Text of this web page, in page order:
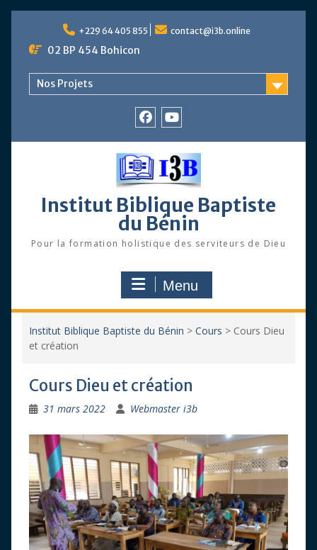
content
+229 64 405 855 contact@i3b.online
02 BP 454 Bohicon
Nos Projets
Youtube
Institut Biblique Baptiste
du Bénin
Pour la formation holistique des serviteurs de Dieu
Menu
Institut Biblique Baptiste du Bénin > Cours > Cours Dieu
et création
Cours Dieu et création
31 mars 2022 Webmaster i3b